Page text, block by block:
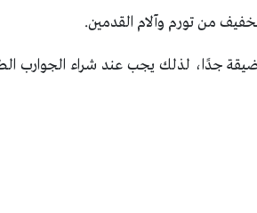
من تورم وآلام القدمين.
جدًا، لذلك يجب عند شراء الجوارب